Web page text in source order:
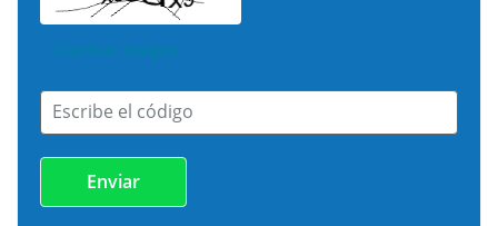
Cambiar imagen
Escribe el código